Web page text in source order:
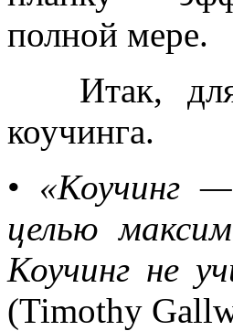
полной мере.
Итак, для
коучинга.
• «Коучинг
целью
Коучинг не
(Timothy